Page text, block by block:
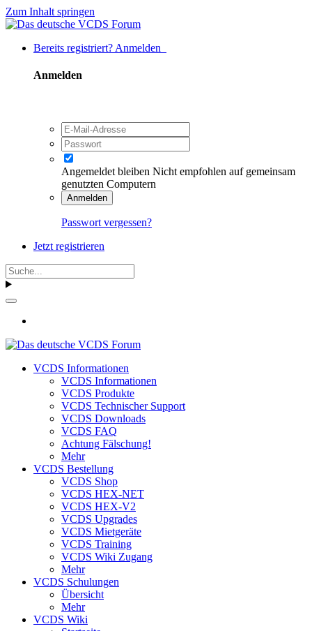
Zum Inhalt springen
Bereits registriert? Anmelden
Anmelden
Angemeldet bleiben Nicht empfohlen auf gemeinsam
genutzten Computern
Anmelden
Passwort vergessen?
Jetzt registrieren
VCDS Informationen
VCDS Informationen
VCDS Produkte
VCDS Technischer Support
VCDS Downloads
VCDS FAQ
Achtung Fälschung!
Mehr
VCDS Bestellung
VCDS Shop
VCDS HEX-NET
VCDS HEX-V2
VCDS Upgrades
VCDS Mietgeräte
VCDS Training
VCDS Wiki Zugang
Mehr
VCDS Schulungen
Übersicht
Mehr
VCDS Wiki